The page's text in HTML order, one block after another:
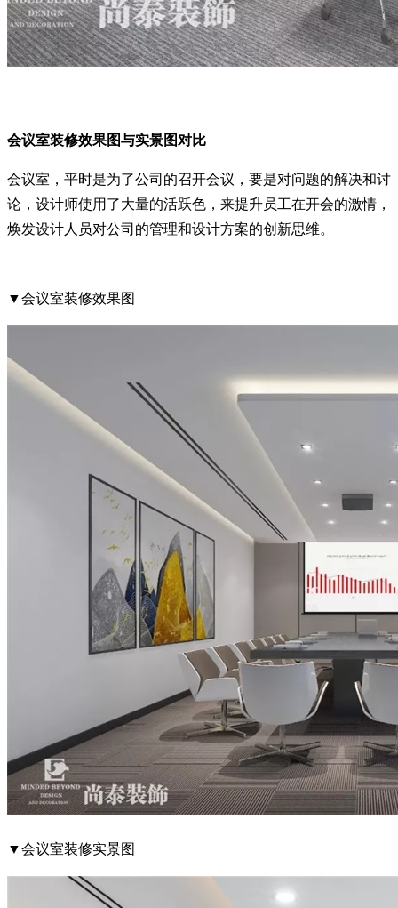
会议室装修效果图与实景图对比
会议室，平时是为了公司的召开会议，要是对问题的解决和讨
论，设计师使用了大量的活跃色，来提升员工在开会的激情，
焕发设计人员对公司的管理和设计方案的创新思维。
▼会议室装修效果图
▼会议室装修实景图